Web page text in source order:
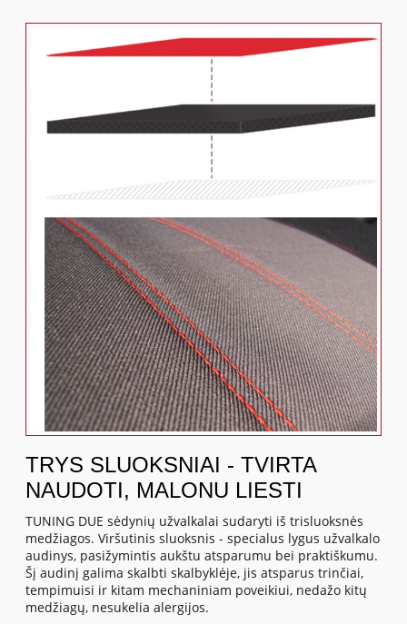
TRYS SLUOKSNIAI - TVIRTA
NAUDOTI, MALONU LIESTI
TUNING DUE sėdynių užvalkalai sudaryti iš trisluoksnės
medžiagos. Viršutinis sluoksnis - specialus lygus užvalkalo
audinys, pasižymintis aukštu atsparumu bei praktiškumu.
Šį audinį galima skalbti skalbyklėje, jis atsparus trinčiai,
tempimuisi ir kitam mechaniniam poveikiui, nedažo kitų
medžiagų, nesukelia alergijos.